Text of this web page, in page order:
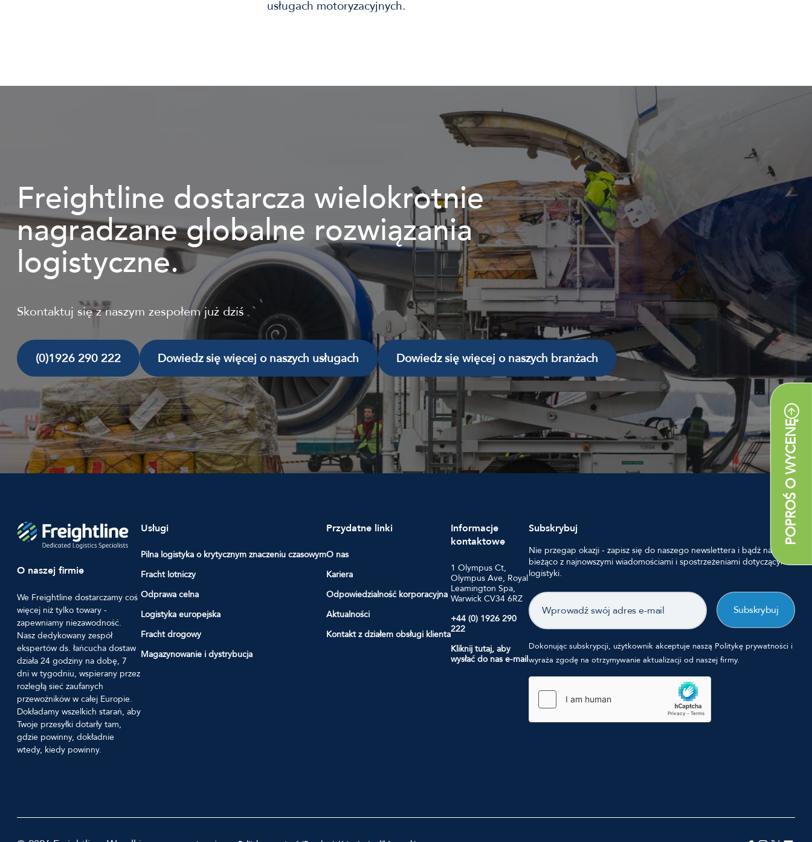
POPROŚ O WYCENĘ
usługach motoryzacyjnych.
Freightline dostarcza wielokrotnie
nagradzane globalne rozwiązania
logistyczne.
Skontaktuj się z naszym zespołem już dziś
(0)1926 290 222 Dowiedz się więcej o naszych usługach Dowiedz się więcej o naszych branżach
O naszej firmie
We Freightline dostarczamy coś
więcej niż tylko towary -
zapewniamy niezawodność.
Nasz dedykowany zespół
ekspertów ds. łańcucha dostaw
działa 24 godziny na dobę, 7
dni w tygodniu, wspierany przez
rozległą sieć zaufanych
przewoźników w całej Europie.
Dokładamy wszelkich starań, aby
Twoje przesyłki dotarły tam,
gdzie powinny, dokładnie
wtedy, kiedy powinny.
Usługi
Pilna logistyka o krytycznym znaczeniu czasowym
Fracht lotniczy
Odprawa celna
Logistyka europejska
Fracht drogowy
Magazynowanie i dystrybucja
Przydatne linki
O nas
Kariera
Odpowiedzialność korporacyjna
Aktualności
Kontakt z działem obsługi klienta
Informacje
kontaktowe
1 Olympus Ct,
Olympus Ave, Royal
Leamington Spa,
Warwick CV34 6RZ
+44 (0) 1926 290
222
Kliknij tutaj, aby
wysłać do nas e-mail
Subskrybuj
Nie przegap okazji - zapisz się do naszego newslettera i bądź na
bieżąco z najnowszymi wiadomościami i spostrzeżeniami dotyczącymi
logistyki.
E-
mail
Dokonując subskrypcji, użytkownik akceptuje naszą Politykę prywatności i
wyraża zgodę na otrzymywanie aktualizacji od naszej firmy.